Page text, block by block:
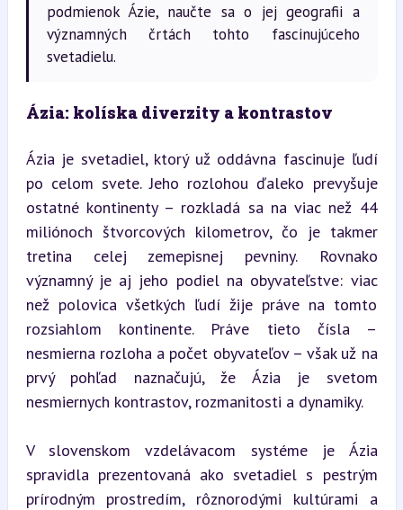
podmienok Ázie, naučte sa o jej geografii a
významných črtách tohto fascinujúceho
svetadielu.
Ázia: kolíska diverzity a kontrastov
Ázia je svetadiel, ktorý už oddávna fascinuje ľudí
po celom svete. Jeho rozlohou ďaleko prevyšuje
ostatné kontinenty – rozkladá sa na viac než 44
miliónoch štvorcových kilometrov, čo je takmer
tretina celej zemepisnej pevniny. Rovnako
významný je aj jeho podiel na obyvateľstve: viac
než polovica všetkých ľudí žije práve na tomto
rozsiahlom kontinente. Práve tieto čísla –
nesmierna rozloha a počet obyvateľov – však už na
prvý pohľad naznačujú, že Ázia je svetom
nesmiernych kontrastov, rozmanitosti a dynamiky.
V slovenskom vzdelávacom systéme je Ázia
spravidla prezentovaná ako svetadiel s pestrým
prírodným prostredím, rôznorodými kultúrami a